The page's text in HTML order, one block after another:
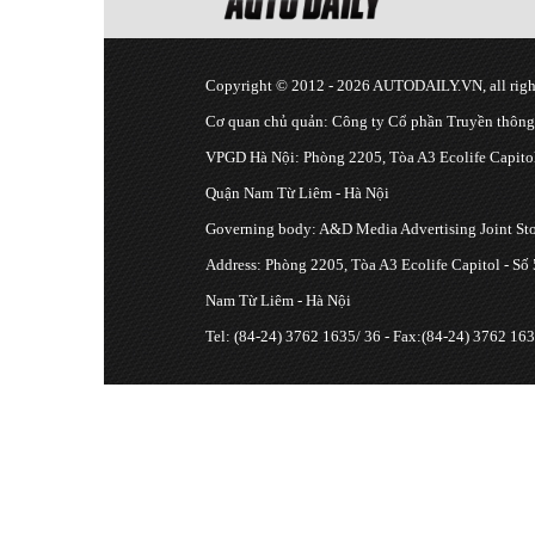
Copyright © 2012 - 2026 AUTODAILY.VN, all
Cơ quan chủ quản: Công ty Cổ phần Truyền
VPGD Hà Nội: Phòng 2205, Tòa A3 Ecolife
Quận Nam Từ Liêm - Hà Nội
Governing body: A&D Media Advertising Joint
Address: Phòng 2205, Tòa A3 Ecolife Capitol -
Nam Từ Liêm - Hà Nội
Tel: (84-24) 3762 1635/ 36 - Fax:(84-24) 3762